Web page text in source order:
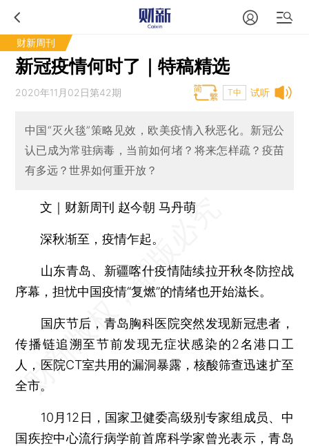
财新周刊
新冠疫情何时了｜特稿精选
试听
2020年11月02日第42期 T中
中国“灭火毯”策略见效，欧美疫情入秋恶化。新冠公
认已成为常驻病毒，当前如何堵？将来怎样疏？疫苗
有多远？世界如何重开放？
文｜财新周刊 赵今朝 马丹萌
深秋渐至，疫情乍起。
山东青岛、新疆喀什疫情陆续拉开秋冬防控战
序幕，担忧中国疫情“复燃”的情绪也开始滋长。
国庆节后，青岛胸科医院突然发现新冠患者，
传播链追溯至节前发现无症状感染的2名港口工
人，医院CT室共用的漏洞暴露，核酸筛查迅速扩至
全市。
10月12日，国家卫健委高级别专家组成员、中
国疾控中心流行病学前首席科学家曾光表示，青岛